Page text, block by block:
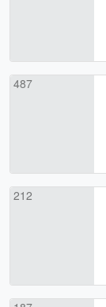
487
212